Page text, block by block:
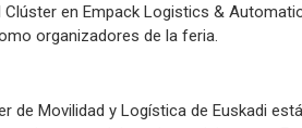
en Empack Logistics &
organizadores de la feria.
de Movilidad y Logística de Euskadi